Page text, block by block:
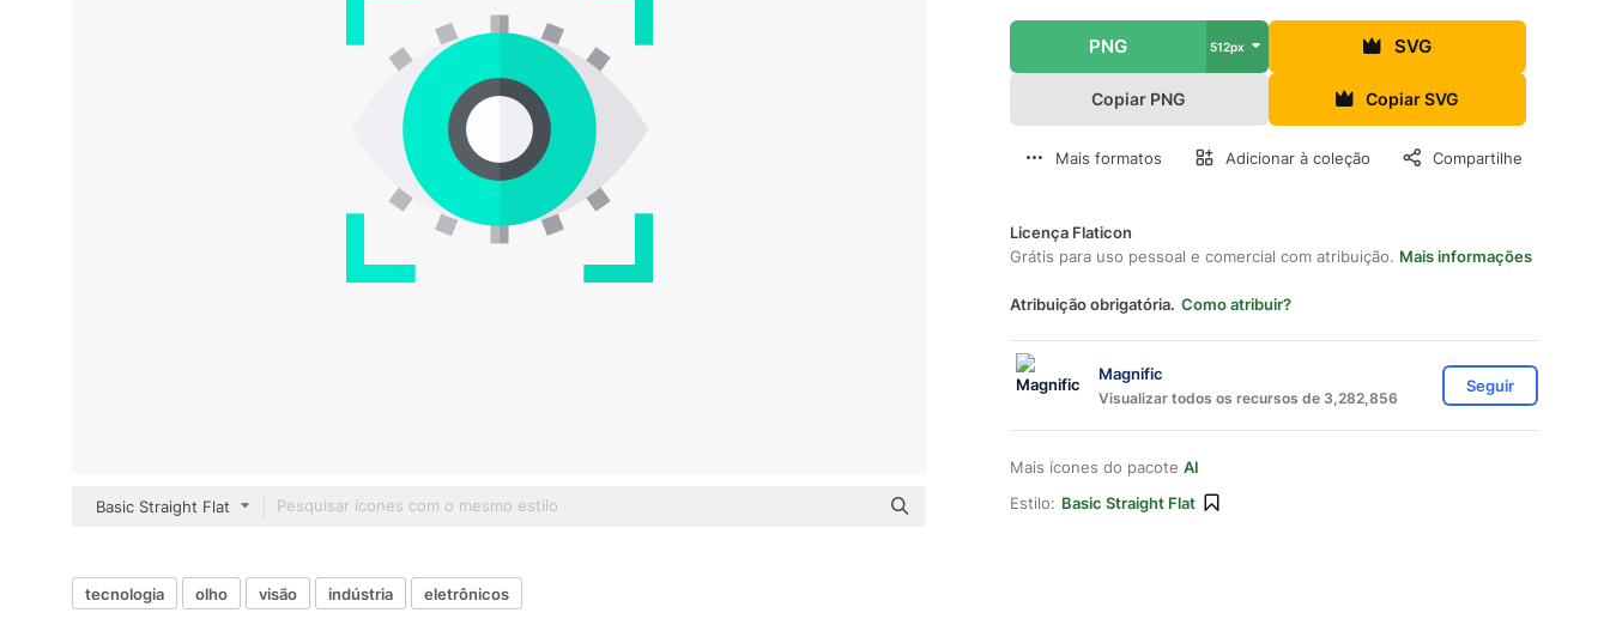
Basic Straight Flat
PNG 512px SVG
Copiar PNG Copiar SVG
Mais formatos Adicionar à coleção Compartilhe
Licença Flaticon
Grátis para uso pessoal e comercial com atribuição. Mais informações
Atribuição obrigatória. Como atribuir?
Magnific
Visualizar todos os recursos de 3,282,856
Seguir
Mais ícones do pacote AI
Estilo: Basic Straight Flat
tecnologia olho visão indústria eletrônicos